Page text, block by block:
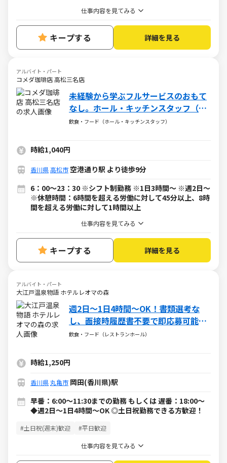
仕事内容を見てみる
キープする 詳細を見る
アルバイト・パート
コメダ珈琲店 高松三名店
未経験から学ぶフルサービスのおもて
なし。ホール・キッチンスタッフ（ア
ルバイト・パート）求人
飲食・フード（ホール・キッチンスタッフ）
時給1,040円
香川県高松市空港通り駅 より徒歩9分
6：00～23：30 ※シフト制勤務 ※1日3時間～ ※週2日～
※休憩時間：6時間を超える労働に対して45分以上、8時
間を超える労働に対して1時間以上
仕事内容を見てみる
キープする 詳細を見る
アルバイト・パート
大江戸温泉物語 ホテルレオマの森
週2日～1日4時間～OK！書類選考な
し、面接時履歴書不要で即応募可能！
未経験大歓迎★
飲食・フード（レストランホール）
時給1,250円
香川県丸亀市 岡田(香川県)駅
早番：6:00～11:30までの勤務 もしくは 遅番：18:00～
◆週2日～1日4時間～OK ◎土日祝勤務できる方歓迎！
#土日祝(週末)歓迎 #平日歓迎
仕事内容を見てみる